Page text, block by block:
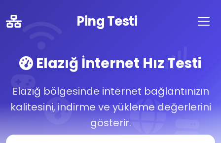
Ping Testi
Elazığ İnternet Hız Testi
Elazığ bölgesinde internet bağlantınızın
kalitesini, indirme ve yükleme değerlerini
gösterir.